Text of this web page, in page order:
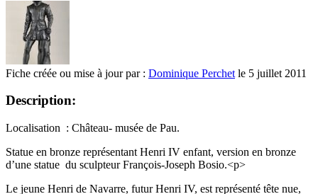
Fiche créée ou mise à jour par : Dominique Perchet le 5 juillet 2011
Description:
Localisation : Château- musée de Pau.
Statue en bronze représentant Henri IV enfant, version en bronze
d’une statue du sculpteur François-Joseph Bosio.<p>
Le jeune Henri de Navarre, futur Henri IV, est représenté tête nue,